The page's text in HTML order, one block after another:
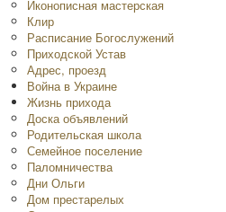
Иконописная мастерская
Клир
Расписание Богослужений
Приходской Устав
Адрес, проезд
Война в Украине
Жизнь прихода
Доска объявлений
Родительская школа
Семейное поселение
Паломничества
Дни Ольги
Дом престарелых